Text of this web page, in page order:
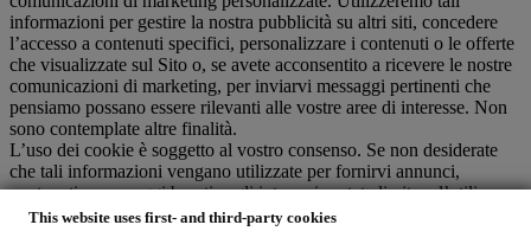
This website uses first- and third-party cookies
informazioni per gestire la nostra pubblicità su altri siti, concedere
l’accesso a contenuti specifici, personalizzare i contenuti o le offerte
che visualizzate sul Sito o, se avete acconsentito a ricevere le nostre
comunicazioni di marketing, per inviarvi messaggi pertinenti che
pensiamo possano essere rilevanti alle vostre aree di interesse. Non
sono contemplate altre finalità.
L’uso dei cookie è soggetto al vostro consenso. Se non desiderate
che tali informazioni vengano utilizzate per fornirvi annunci,
contenuti o messaggi basati sugli interessi, potete limitare l’utilizzo
delle informazioni riguardo alle vostre azioni online gestendo